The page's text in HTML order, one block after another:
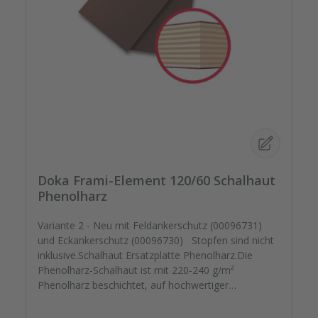
Doka Frami-Element 120/60 Schalhaut
Phenolharz
Variante 2 - Neu mit Feldankerschutz (00096731)
und Eckankerschutz (00096730) Stopfen sind nicht
inklusive.Schalhaut Ersatzplatte Phenolharz.Die
Phenolharz-Schalhaut ist mit 220-240 g/m²
Phenolharz beschichtet, auf hochwertiger